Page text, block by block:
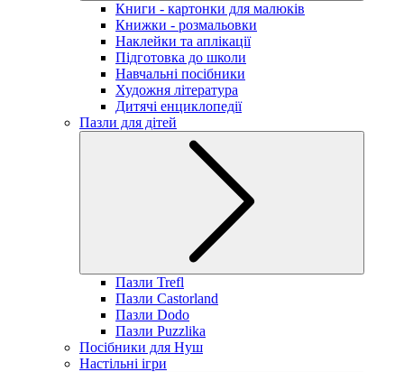
Книги - картонки для малюків
Книжки - розмальовки
Наклейки та аплікації
Підготовка до школи
Навчальні посібники
Художня література
Дитячі енциклопедії
Пазли для дітей
Пазли Trefl
Пазли Castorland
Пазли Dodo
Пазли Puzzlika
Посібники для Нуш
Настільні ігри